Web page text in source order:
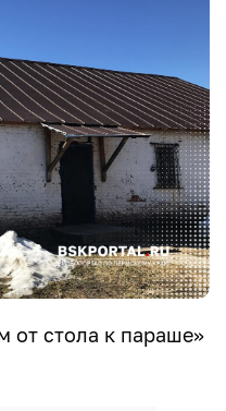
от стола к параше»